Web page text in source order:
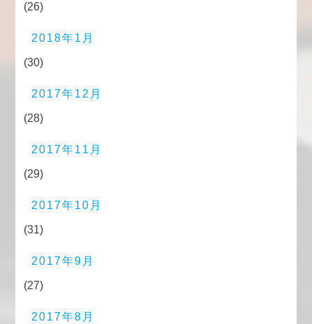
(26)
2018年1月
(30)
2017年12月
(28)
2017年11月
(29)
2017年10月
(31)
2017年9月
(27)
2017年8月